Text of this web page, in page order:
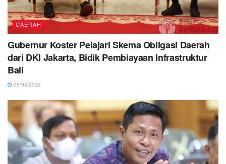
DAERAH
Gubernur Koster Pelajari Skema Obligasi Daerah
dari DKI Jakarta, Bidik Pembiayaan Infrastruktur
Bali
05/08/2026